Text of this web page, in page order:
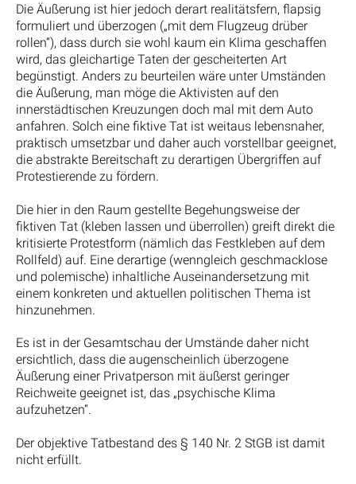
Die Äußerung ist hier jedoch derart realitätsfern, flapsig
formuliert und überzogen („mit dem Flugzeug drüber
rollen“), dass durch sie wohl kaum ein Klima geschaffen
wird, das gleichartige Taten der gescheiterten Art
begünstigt. Anders zu beurteilen wäre unter Umständen
die Äußerung, man möge die Aktivisten auf den
innerstädtischen Kreuzungen doch mal mit dem Auto
anfahren. Solch eine fiktive Tat ist weitaus lebensnaher,
praktisch umsetzbar und daher auch vorstellbar geeignet,
die abstrakte Bereitschaft zu derartigen Übergriffen auf
Protestierende zu fördern.
Die hier in den Raum gestellte Begehungsweise der
fiktiven Tat (kleben lassen und überrollen) greift direkt die
kritisierte Protestform (nämlich das Festkleben auf dem
Rollfeld) auf. Eine derartige (wenngleich geschmacklose
und polemische) inhaltliche Auseinandersetzung mit
einem konkreten und aktuellen politischen Thema ist
hinzunehmen.
Es ist in der Gesamtschau der Umstände daher nicht
ersichtlich, dass die augenscheinlich überzogene
Äußerung einer Privatperson mit äußerst geringer
Reichweite geeignet ist, das „psychische Klima
aufzuhetzen“.
Der objektive Tatbestand des § 140 Nr. 2 StGB ist damit
nicht erfüllt.